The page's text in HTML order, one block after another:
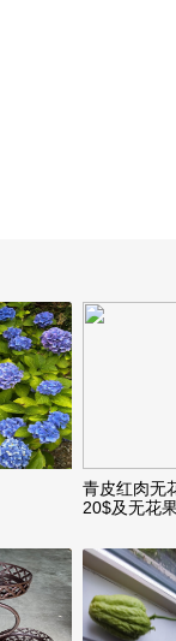
青皮红肉无
20$及无花